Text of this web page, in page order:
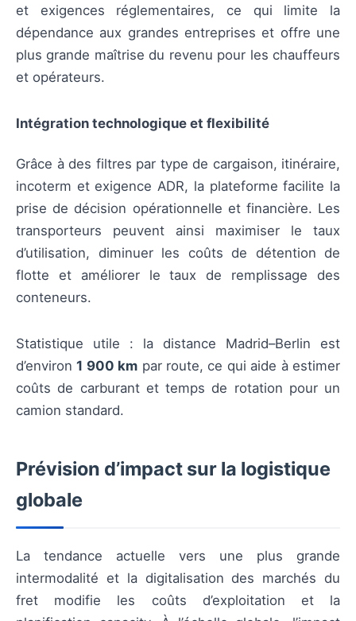
et exigences réglementaires, ce qui limite la
dépendance aux grandes entreprises et offre une
plus grande maîtrise du revenu pour les chauffeurs
et opérateurs.
Intégration technologique et flexibilité
Grâce à des filtres par type de cargaison, itinéraire,
incoterm et exigence ADR, la plateforme facilite la
prise de décision opérationnelle et financière. Les
transporteurs peuvent ainsi maximiser le taux
d’utilisation, diminuer les coûts de détention de
flotte et améliorer le taux de remplissage des
conteneurs.
Statistique utile : la distance Madrid–Berlin est
d’environ1 900 km par route, ce qui aide à estimer
coûts de carburant et temps de rotation pour un
camion standard.
Prévision d’impact sur la logistique
globale
La tendance actuelle vers une plus grande
intermodalité et la digitalisation des marchés du
fret modifie les coûts d’exploitation et la